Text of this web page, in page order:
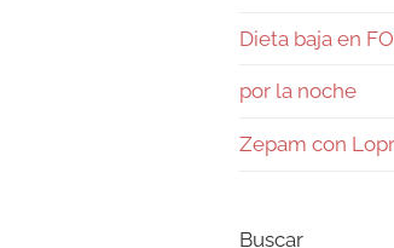
Dieta baja en
por la noche
Zepam con
Buscar